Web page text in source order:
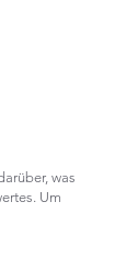
was
Um